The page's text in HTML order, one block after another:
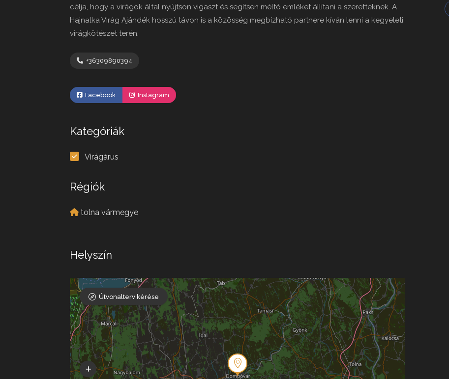
célja, hogy a virágok által nyújtson vigaszt és segítsen méltó emléket állítani a szeretteknek. A
Hajnalka Virág Ajándék hosszú távon is a közösség megbízható partnere kíván lenni a kegyeleti
virágkötészet terén.
+36309890394
Facebook Instagram
Kategóriák
Virágárus
Régiók
tolna vármegye
Helyszín
Útvonalterv kérése